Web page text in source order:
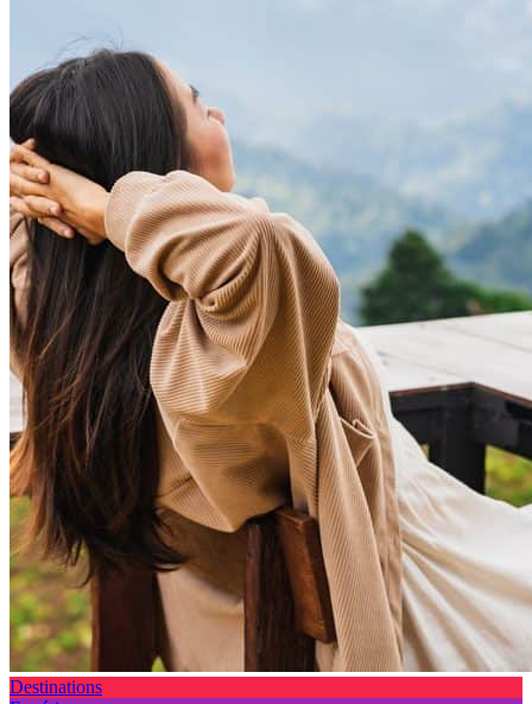
Destinations